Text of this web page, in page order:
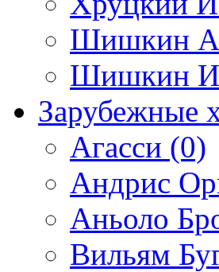
Шишкин
Шишкин
Зарубежные
Агасси (0)
Андрис
Аньоло
Вильям